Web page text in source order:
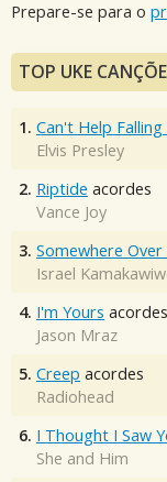
Prepare-se para o
TOP UKE
1. Can't Help
Elvis Presley
2. Riptide acordes
Vance Joy
3. Somewhere
Israel
4. I'm Yours acordes
Jason Mraz
5. Creep acordes
Radiohead
6. I Thought I Saw
She and Him